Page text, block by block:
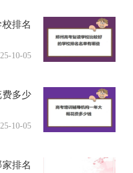
排名
10-05
多少
10-05
排名